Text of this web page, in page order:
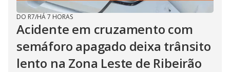
DO R7/HÁ 7 HORAS
Acidente em cruzamento com
semáforo apagado deixa trânsito
lento na Zona Leste de Ribeirão